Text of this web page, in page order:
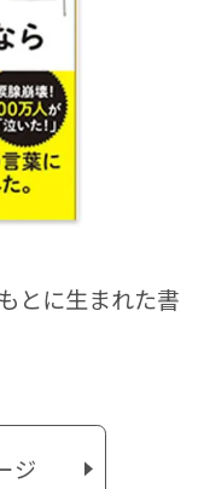
とに⽣まれた書
ジ